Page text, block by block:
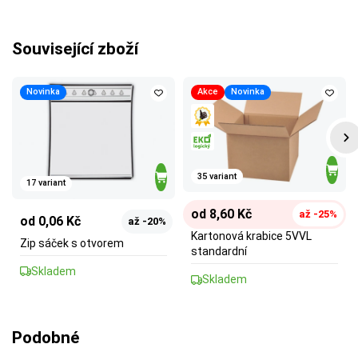
Související zboží
Novinka
17 variant
od 0,06 Kč až -20%
Zip sáček s otvorem
Skladem
Akce Novinka
35 variant
od 8,60 Kč až -25%
Kartonová krabice 5VVL
standardní
Skladem
Podobné